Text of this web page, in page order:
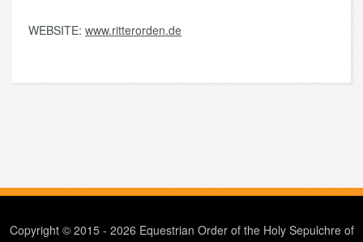
WEBSITE: www.ritterorden.de
Copyright © 2015 - 2026 Equestrian Order of the Holy Sepulchre of